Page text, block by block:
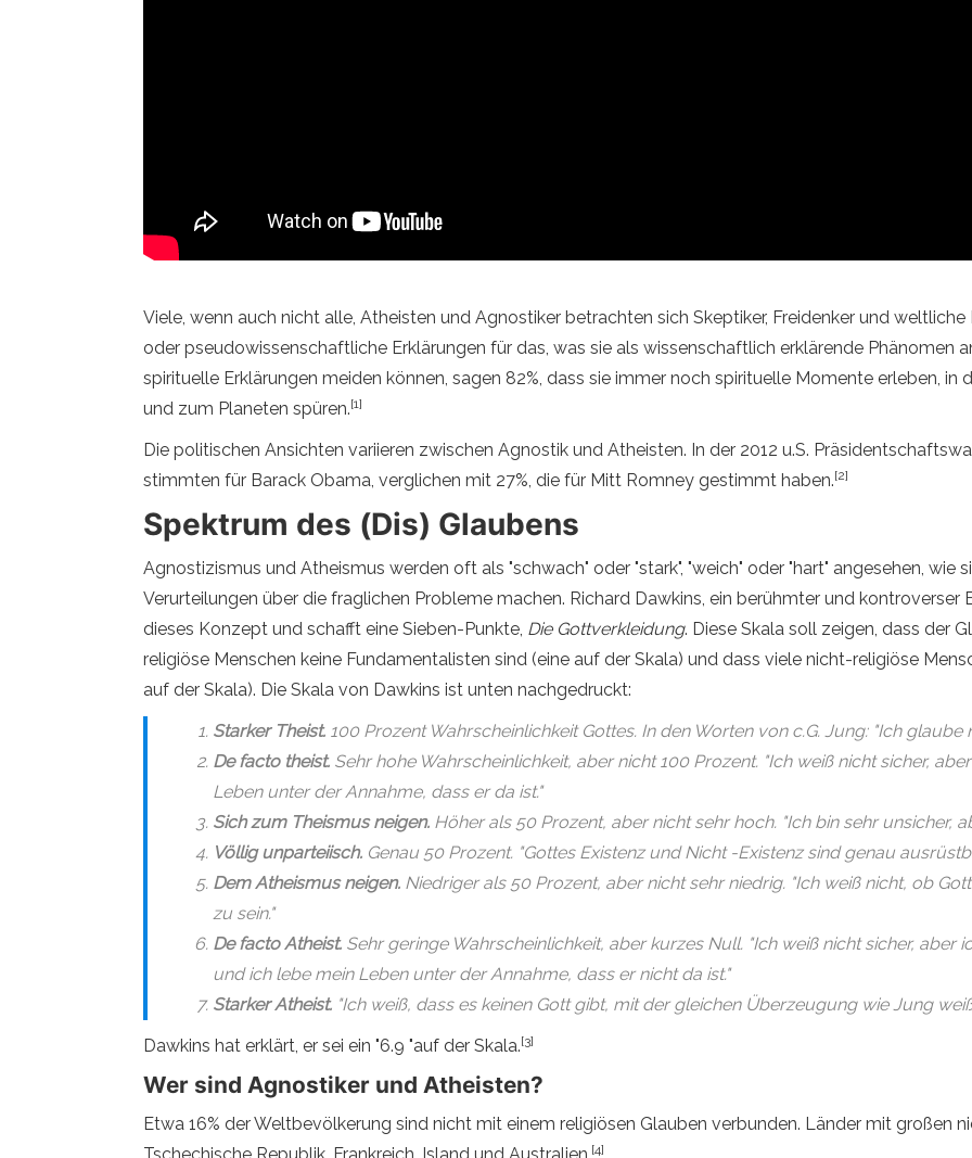
Viele, wenn auch nicht alle, Atheisten und Agnostiker betrachten sich Skeptiker, Freidenker und
oder pseudowissenschaftliche Erklärungen für das, was sie als wissenschaftlich erklärende Phänomen
spirituelle Erklärungen meiden können, sagen 82%, dass sie immer noch spirituelle Momente erleben, in
und zum Planeten spüren.[1]
Die politischen Ansichten variieren zwischen Agnostik und Atheisten. In der 2012 u.S.
stimmten für Barack Obama, verglichen mit 27%, die für Mitt Romney gestimmt haben.[2]
Spektrum des (Dis) Glaubens
Agnostizismus und Atheismus werden oft als "schwach" oder "stark", "weich" oder "hart" angesehen, wie
Verurteilungen über die fraglichen Probleme machen. Richard Dawkins, ein berühmter und
dieses Konzept und schafft eine Sieben-Punkte, Die Gottverkleidung. Diese Skala soll zeigen, dass der
religiöse Menschen keine Fundamentalisten sind (eine auf der Skala) und dass viele nicht-religiöse
auf der Skala). Die Skala von Dawkins ist unten nachgedruckt:
Starker Theist. 100 Prozent Wahrscheinlichkeit Gottes. In den Worten von c.G. Jung: "Ich glaube
De facto theist. Sehr hohe Wahrscheinlichkeit, aber nicht 100 Prozent. "Ich weiß nicht sicher,
Leben unter der Annahme, dass er da ist."
Sich zum Theismus neigen. Höher als 50 Prozent, aber nicht sehr hoch. "Ich bin sehr unsicher,
Völlig unparteiisch. Genau 50 Prozent. "Gottes Existenz und Nicht -Existenz sind genau
Dem Atheismus neigen. Niedriger als 50 Prozent, aber nicht sehr niedrig. "Ich weiß nicht, ob
zu sein."
De facto Atheist. Sehr geringe Wahrscheinlichkeit, aber kurzes Null. "Ich weiß nicht sicher, aber
und ich lebe mein Leben unter der Annahme, dass er nicht da ist."
Starker Atheist. "Ich weiß, dass es keinen Gott gibt, mit der gleichen Überzeugung wie Jung
Dawkins hat erklärt, er sei ein "6.9 "auf der Skala.[3]
Wer sind Agnostiker und Atheisten?
Etwa 16% der Weltbevölkerung sind nicht mit einem religiösen Glauben verbunden. Länder mit großen
[4]